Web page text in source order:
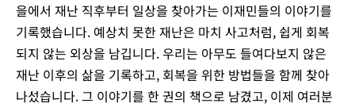
을에서 재난 직후부터 일상을 찾아가는 이재민들의 이야기를
기록했습니다. 예상치 못한 재난은 마치 사고처럼, 쉽게 회복
되지 않는 외상을 남깁니다. 우리는 아무도 들여다보지 않은
재난 이후의 삶을 기록하고, 회복을 위한 방법들을 함께 찾아
나섰습니다. 그 이야기를 한 권의 책으로 남겼고, 이제 여러분